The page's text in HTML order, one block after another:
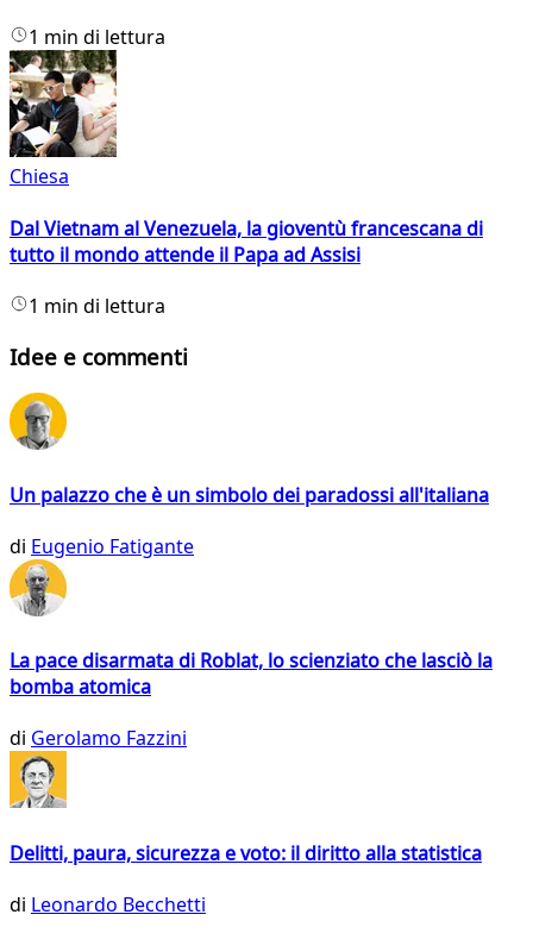
1 min di lettura
Chiesa
Dal Vietnam al Venezuela, la gioventù francescana di
tutto il mondo attende il Papa ad Assisi
1 min di lettura
Idee e commenti
Un palazzo che è un simbolo dei paradossi all'italiana
di Eugenio Fatigante
La pace disarmata di Roblat, lo scienziato che lasciò la
bomba atomica
di Gerolamo Fazzini
Delitti, paura, sicurezza e voto: il diritto alla statistica
di Leonardo Becchetti